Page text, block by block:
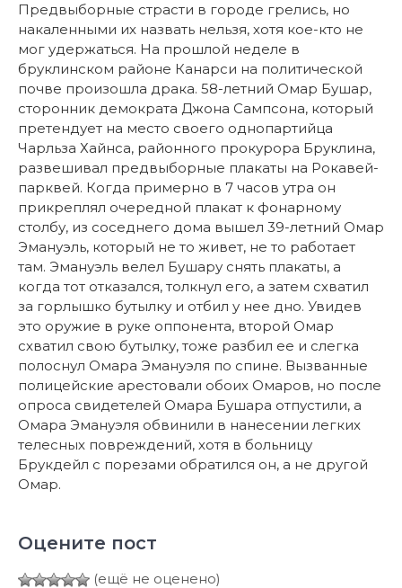
Предвыборные страсти в городе грелись, но
накаленными их назвать нельзя, хотя кое-кто не
мог удержаться. На прошлой неделе в
бруклинском районе Канарси на политической
почве произошла драка. 58-летний Омар Бушар,
сторонник демократа Джона Сампсона, который
претендует на место своего однопартийца
Чарльза Хайнса, районного прокурора Бруклина,
развешивал предвыборные плакаты на Рокавей-
парквей. Когда примерно в 7 часов утра он
прикреплял очередной плакат к фонарному
столбу, из соседнего дома вышел 39-летний Омар
Эмануэль, который не то живет, не то работает
там. Эмануэль велел Бушару снять плакаты, а
когда тот отказался, толкнул его, а затем схватил
за горлышко бутылку и отбил у нее дно. Увидев
это оружие в руке оппонента, второй Омар
схватил свою бутылку, тоже разбил ее и слегка
полоснул Омара Эмануэля по спине. Вызванные
полицейские арестовали обоих Омаров, но после
опроса свидетелей Омара Бушара отпустили, а
Омара Эмануэля обвинили в нанесении легких
телесных повреждений, хотя в больницу
Брукдейл с порезами обратился он, а не другой
Омар.
Оцените пост
(ещё не оценено)